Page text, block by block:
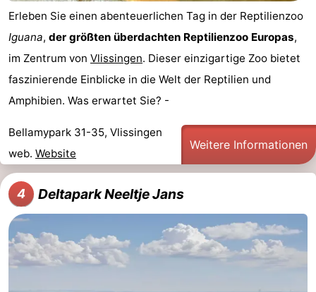
Bruinisse
-
Zierikzee
-
Natur
-
Haamstede
Natur
Kop
van
Schouwen
Walcheren
-
Veere
-
Natur
-
Erleben Sie einen abenteuerlichen Tag in der Reptilienzoo
Iguana, der größten überdachten Reptilienzoo Europas,
im Zentrum von Vlissingen. Dieser einzigartige Zoo bietet
faszinierende Einblicke in die Welt der Reptilien und
Amphibien. Was erwartet Sie? -
Bellamypark 31-35, Vlissingen
web. Website
Weitere Informationen
4 Deltapark Neeltje Jans